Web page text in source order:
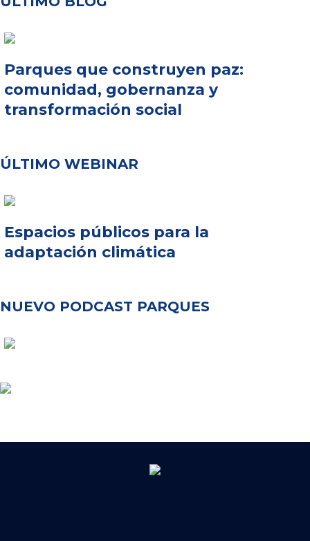
Parques que construyen paz:
comunidad, gobernanza y
transformación social
ÚLTIMO WEBINAR
Espacios públicos para la
adaptación climática
NUEVO PODCAST PARQUES